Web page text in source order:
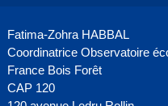
Fatima-Zohra HABBAL
Coordinatrice Observatoire
France Bois Forêt
CAP 120